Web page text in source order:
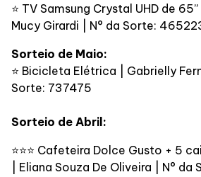
Lojas e Restaurantes
Lojas
Alimentação
Compre Online
⭐ TV Samsung Crystal UHD de
Mucy Girardi | N° da Sorte:
Sorteio de Maio:
⭐ Bicicleta Elétrica | Gabrielly
Sorte: 737475
Sorteio de Abril:
⭐⭐⭐ Cafeteira Dolce Gusto + 5
| Eliana Souza De Oliveira | N°